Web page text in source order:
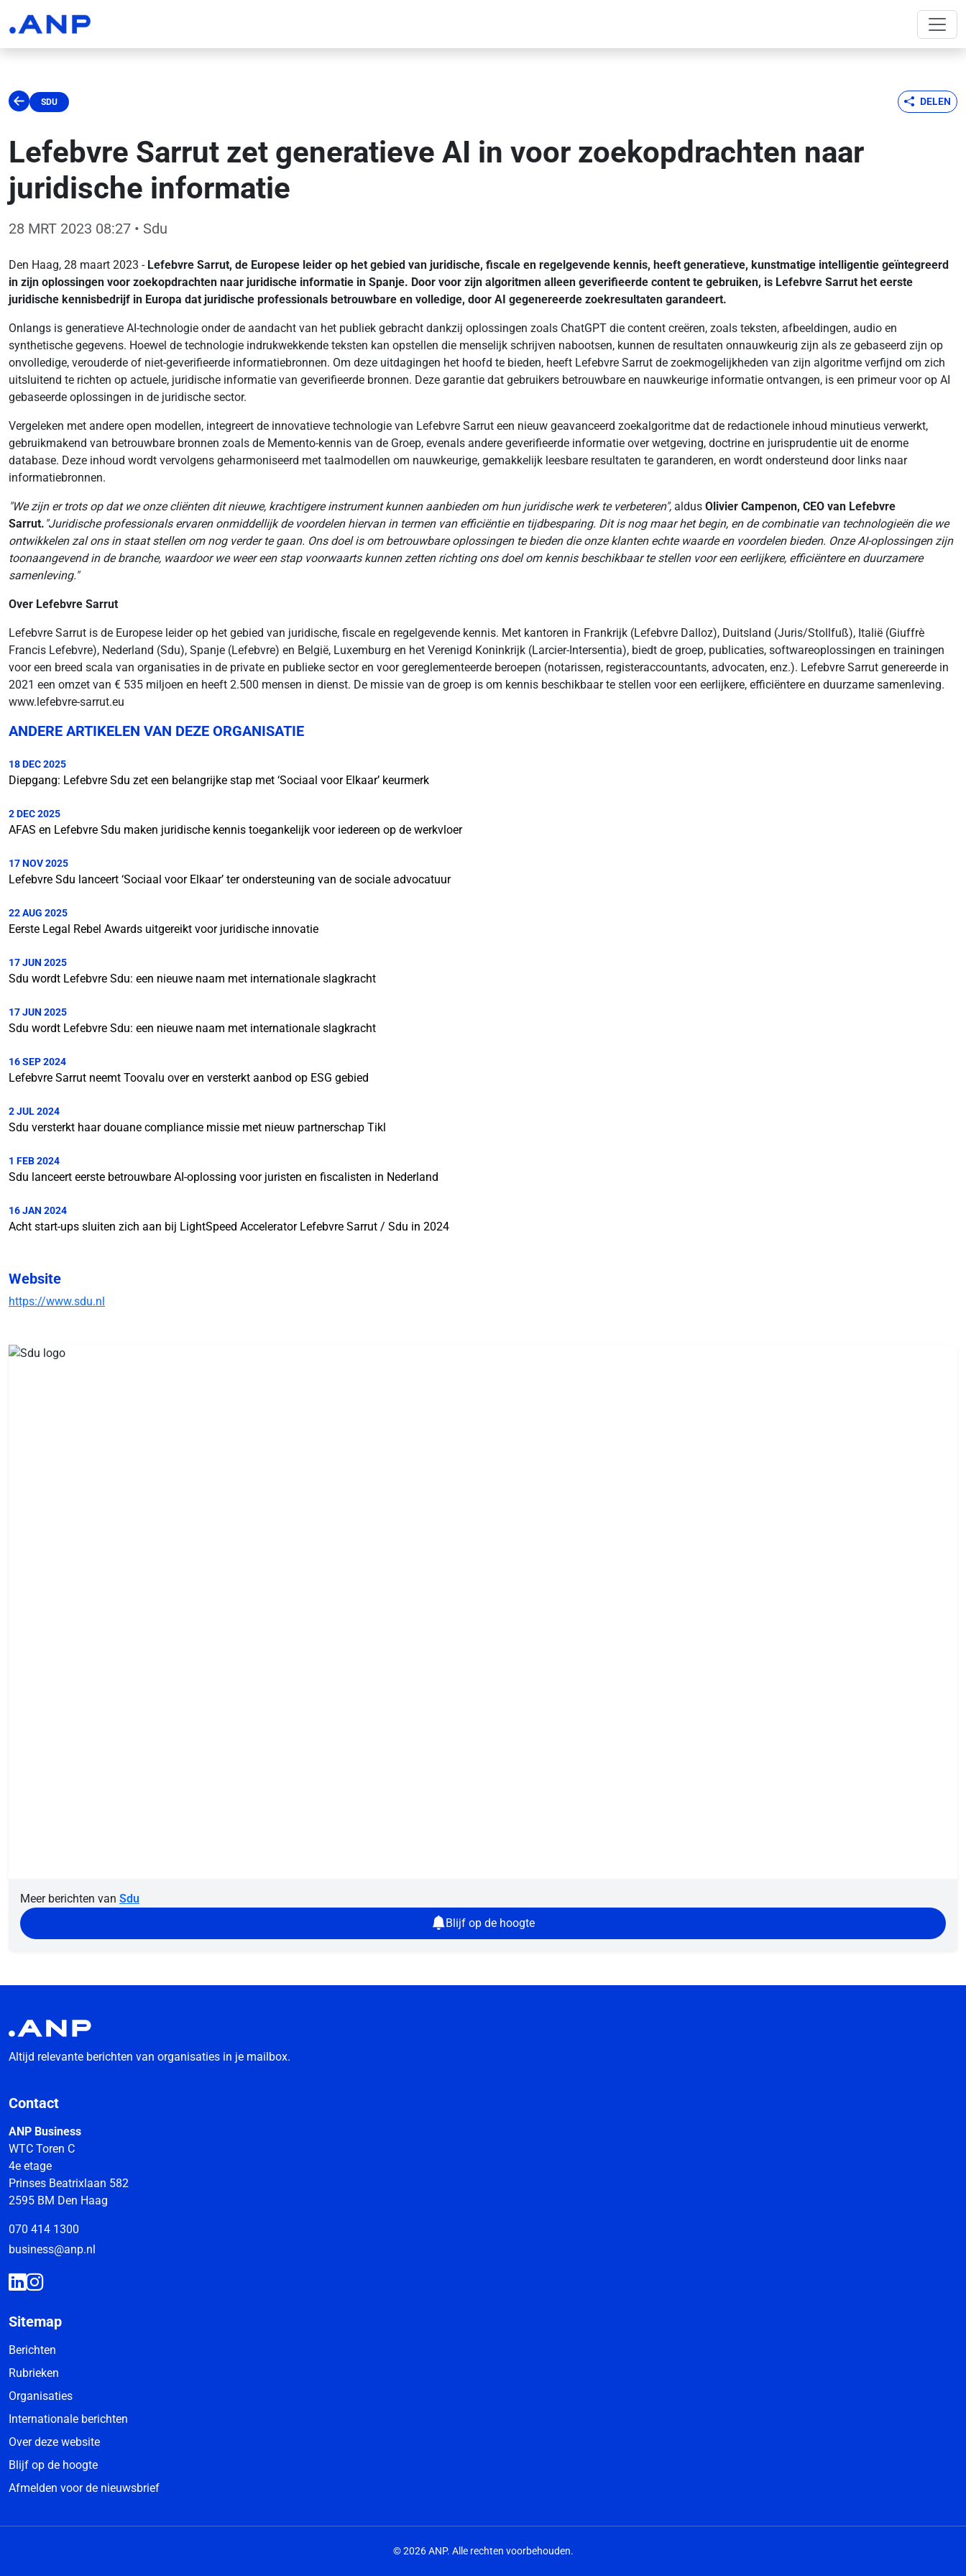
SDU DELEN
Lefebvre Sarrut zet generatieve AI in voor zoekopdrachten naar
juridische informatie
28 MRT 2023 08:27 • Sdu
Den Haag, 28 maart 2023 - Lefebvre Sarrut, de Europese leider op het gebied van juridische, fiscale en regelgevende kennis, heeft generatieve, kunstmatige intelligentie geïntegreerd
in zijn oplossingen voor zoekopdrachten naar juridische informatie in Spanje. Door voor zijn algoritmen alleen geverifieerde content te gebruiken, is Lefebvre Sarrut het eerste
juridische kennisbedrijf in Europa dat juridische professionals betrouwbare en volledige, door AI gegenereerde zoekresultaten garandeert.
Onlangs is generatieve AI-technologie onder de aandacht van het publiek gebracht dankzij oplossingen zoals ChatGPT die content creëren, zoals teksten, afbeeldingen, audio en
synthetische gegevens. Hoewel de technologie indrukwekkende teksten kan opstellen die menselijk schrijven nabootsen, kunnen de resultaten onnauwkeurig zijn als ze gebaseerd zijn op
onvolledige, verouderde of niet-geverifieerde informatiebronnen. Om deze uitdagingen het hoofd te bieden, heeft Lefebvre Sarrut de zoekmogelijkheden van zijn algoritme verfijnd om zich
uitsluitend te richten op actuele, juridische informatie van geverifieerde bronnen. Deze garantie dat gebruikers betrouwbare en nauwkeurige informatie ontvangen, is een primeur voor op AI
gebaseerde oplossingen in de juridische sector.
Vergeleken met andere open modellen, integreert de innovatieve technologie van Lefebvre Sarrut een nieuw geavanceerd zoekalgoritme dat de redactionele inhoud minutieus verwerkt,
gebruikmakend van betrouwbare bronnen zoals de Memento-kennis van de Groep, evenals andere geverifieerde informatie over wetgeving, doctrine en jurisprudentie uit de enorme
database. Deze inhoud wordt vervolgens geharmoniseerd met taalmodellen om nauwkeurige, gemakkelijk leesbare resultaten te garanderen, en wordt ondersteund door links naar
informatiebronnen.
"We zijn er trots op dat we onze cliënten dit nieuwe, krachtigere instrument kunnen aanbieden om hun juridische werk te verbeteren", aldus Olivier Campenon, CEO van Lefebvre
Sarrut. "Juridische professionals ervaren onmiddellijk de voordelen hiervan in termen van efficiëntie en tijdbesparing. Dit is nog maar het begin, en de combinatie van technologieën die we
ontwikkelen zal ons in staat stellen om nog verder te gaan. Ons doel is om betrouwbare oplossingen te bieden die onze klanten echte waarde en voordelen bieden. Onze AI-oplossingen zijn
toonaangevend in de branche, waardoor we weer een stap voorwaarts kunnen zetten richting ons doel om kennis beschikbaar te stellen voor een eerlijkere, efficiëntere en duurzamere
samenleving."
Over Lefebvre Sarrut
Lefebvre Sarrut is de Europese leider op het gebied van juridische, fiscale en regelgevende kennis. Met kantoren in Frankrijk (Lefebvre Dalloz), Duitsland (Juris/Stollfuß), Italië (Giuffrè
Francis Lefebvre), Nederland (Sdu), Spanje (Lefebvre) en België, Luxemburg en het Verenigd Koninkrijk (Larcier-Intersentia), biedt de groep, publicaties, softwareoplossingen en trainingen
voor een breed scala van organisaties in de private en publieke sector en voor gereglementeerde beroepen (notarissen, registeraccountants, advocaten, enz.). Lefebvre Sarrut genereerde in
2021 een omzet van € 535 miljoen en heeft 2.500 mensen in dienst. De missie van de groep is om kennis beschikbaar te stellen voor een eerlijkere, efficiëntere en duurzame samenleving.
www.lefebvre-sarrut.eu
ANDERE ARTIKELEN VAN DEZE ORGANISATIE
18 DEC 2025
Diepgang: Lefebvre Sdu zet een belangrijke stap met ‘Sociaal voor Elkaar’ keurmerk
2 DEC 2025
AFAS en Lefebvre Sdu maken juridische kennis toegankelijk voor iedereen op de werkvloer
17 NOV 2025
Lefebvre Sdu lanceert ‘Sociaal voor Elkaar’ ter ondersteuning van de sociale advocatuur
22 AUG 2025
Eerste Legal Rebel Awards uitgereikt voor juridische innovatie
17 JUN 2025
Sdu wordt Lefebvre Sdu: een nieuwe naam met internationale slagkracht
17 JUN 2025
Sdu wordt Lefebvre Sdu: een nieuwe naam met internationale slagkracht
16 SEP 2024
Lefebvre Sarrut neemt Toovalu over en versterkt aanbod op ESG gebied
2 JUL 2024
Sdu versterkt haar douane compliance missie met nieuw partnerschap Tikl
1 FEB 2024
Sdu lanceert eerste betrouwbare AI-oplossing voor juristen en fiscalisten in Nederland
16 JAN 2024
Acht start-ups sluiten zich aan bij LightSpeed Accelerator Lefebvre Sarrut / Sdu in 2024
Website
https://www.sdu.nl
Meer berichten van Sdu
Blijf op de hoogte
Altijd relevante berichten van organisaties in je mailbox.
Contact
ANP Business
WTC Toren C
4e etage
Prinses Beatrixlaan 582
2595 BM Den Haag
070 414 1300
business@anp.nl
Sitemap
Berichten
Rubrieken
Organisaties
Internationale berichten
Over deze website
Blijf op de hoogte
Afmelden voor de nieuwsbrief
© 2026 ANP. Alle rechten voorbehouden.